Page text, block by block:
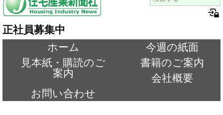
正社員募集中
ホーム
今週の紙面
見本紙・購読のご
案内
書籍のご案内
会社概要
お問い合わせ